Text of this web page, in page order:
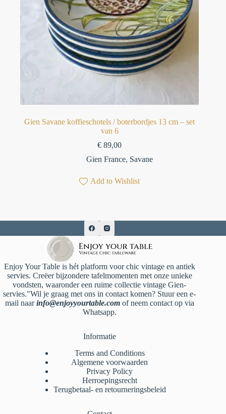
Gien Savane koffieschotels / boterbordjes 13 cm – set
van 6⁠
€ 89,00
Gien France, Savane
Add to Wishlist
Enjoy Your Table is hét platform voor chic vintage en antiek
servies. Creëer bijzondere tafelmomenten met onze unieke
vondsten, waaronder een ruime collectie vintage Gien-
servies."Wil je graag met ons in contact komen? Stuur een e-
mail naarinfo@enjoyyourtable.comof neem contact op via
Whatsapp.
Informatie
Terms and Conditions
Algemene voorwaarden
Privacy Policy
Herroepingsrecht
Terugbetaal- en retourneringsbeleid